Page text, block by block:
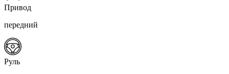
Привод
передний
Руль